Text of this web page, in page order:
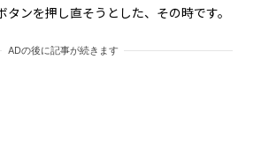
ンを押し直そうとした、その時です。
ADの後に記事が続きます